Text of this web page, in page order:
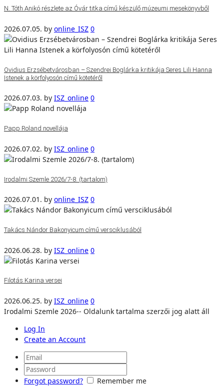
N. Tóth Anikó részlete az Óvár titka című készülő múzeumi mesekönyvből
2026.07.05. by online_ISZ 0
Ovidius Erzsébetvárosban – Szendrei Boglárka kritikája Seres Lili Hanna
Istenek a körfolyosón című kötetéről
2026.07.03. by ISZ_online 0
Papp Roland novellája
2026.07.02. by ISZ_online 0
Irodalmi Szemle 2026/7-8. (tartalom)
2026.07.01. by online_ISZ 0
Takács Nándor Bakonyicum című versciklusából
2026.06.28. by ISZ_online 0
Filotás Karina versei
2026.06.25. by ISZ_online 0
Irodalmi Szemle 2026-- Oldalunk tartalma szerzői jog alatt áll
Log In
Create an Account
Forgot password?
Remember me